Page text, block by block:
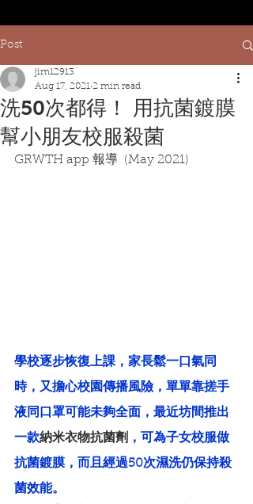
Post
洗50次都得！ 用抗菌鍍膜
幫小朋友校服殺菌
jim12913
Aug 17, 2021 2 min read
GRWTH app 報導  (May 2021)
學校逐步恢復上課，家長鬆一口氣同
時，又擔心校園傳播風險，單單靠搓手
液同口罩可能未夠全面，最近坊間推出
一款納米衣物抗菌劑 ，可為子女校服做
抗菌鍍膜，而且經過50次濕洗仍保持殺
菌效能。